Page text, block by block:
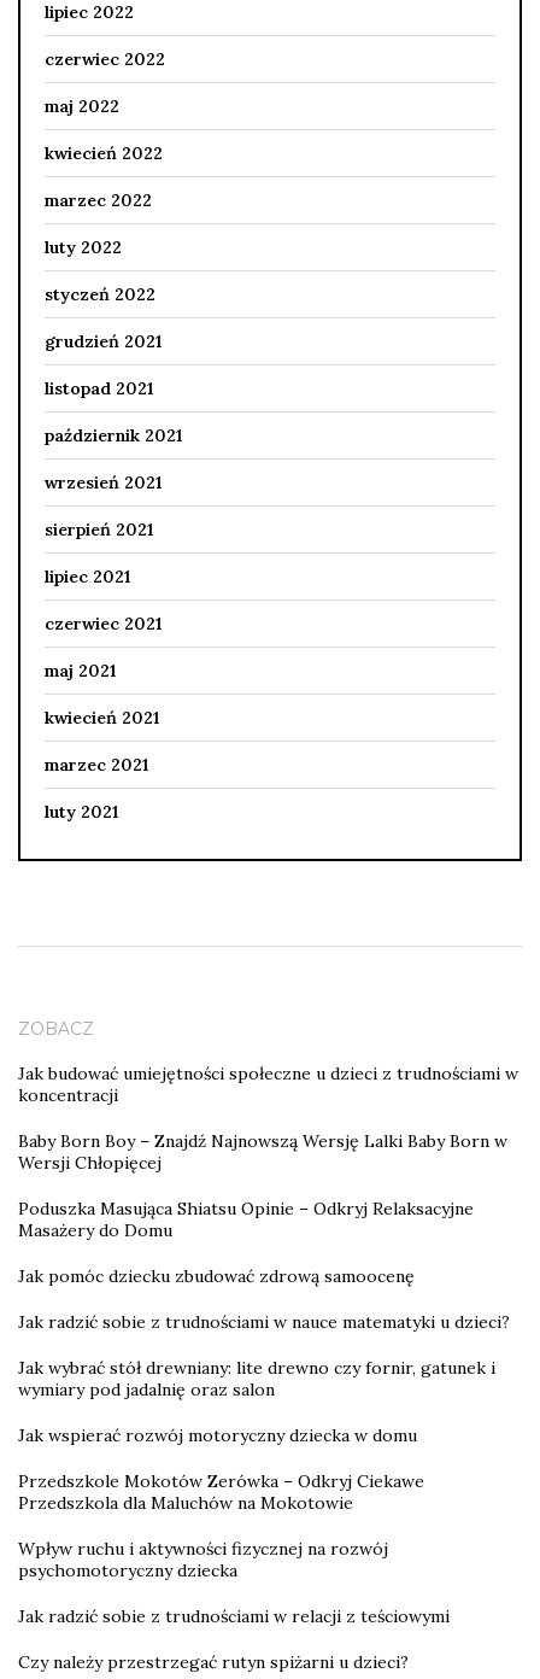
lipiec 2022
czerwiec 2022
maj 2022
kwiecień 2022
marzec 2022
luty 2022
styczeń 2022
grudzień 2021
listopad 2021
październik 2021
wrzesień 2021
sierpień 2021
lipiec 2021
czerwiec 2021
maj 2021
kwiecień 2021
marzec 2021
luty 2021
ZOBACZ
Jak budować umiejętności społeczne u dzieci z trudnościami w
koncentracji
Baby Born Boy – Znajdź Najnowszą Wersję Lalki Baby Born w
Wersji Chłopięcej
Poduszka Masująca Shiatsu Opinie – Odkryj Relaksacyjne
Masażery do Domu
Jak pomóc dziecku zbudować zdrową samoocenę
Jak radzić sobie z trudnościami w nauce matematyki u dzieci?
Jak wybrać stół drewniany: lite drewno czy fornir, gatunek i
wymiary pod jadalnię oraz salon
Jak wspierać rozwój motoryczny dziecka w domu
Przedszkole Mokotów Zerówka – Odkryj Ciekawe
Przedszkola dla Maluchów na Mokotowie
Wpływ ruchu i aktywności fizycznej na rozwój
psychomotoryczny dziecka
Jak radzić sobie z trudnościami w relacji z teściowymi
Czy należy przestrzegać rutyn spiżarni u dzieci?